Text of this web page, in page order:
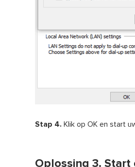
Stap 4. Klik op OK en start
Oplossing 3. Start